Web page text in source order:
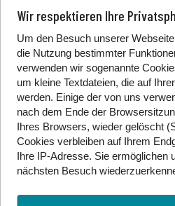
gegeben. Das Militär
Präsident wurde abgesetzt.
Militär-General zum neuen
des Landes waren
Nacht auf Mittwoch starteten
mit der Evakuierung von
Auch einige Österreicher
gebracht.
Geld gewinnen kann. Sie
Wir respektieren Ihre
Um den Besuch unserer
die Nutzung bestimmter
verwenden wir sogenannte
um kleine Textdateien, die auf
werden. Einige der von uns
nach dem Ende der
Ihres Browsers, wieder gelöscht
Cookies verbleiben auf Ihrem
Ihre IP-Adresse. Sie ermöglichen
nächsten Besuch